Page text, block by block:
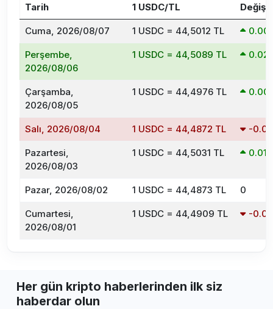
Tarih 1 USDC/TL
Cuma, 2026/08/07 1 USDC = 44,5012 TL
Perşembe,
2026/08/06
1 USDC = 44,5089 TL
Çarşamba,
2026/08/05
1 USDC = 44,4976 TL
Salı, 2026/08/04 1 USDC = 44,4872 TL -
Pazartesi,
2026/08/03
1 USDC = 44,5031 TL
Pazar, 2026/08/02 1 USDC = 44,4873 TL 0
Cumartesi,
2026/08/01
1 USDC = 44,4909 TL -
Her gün kripto haberlerinden ilk siz
haberdar olun